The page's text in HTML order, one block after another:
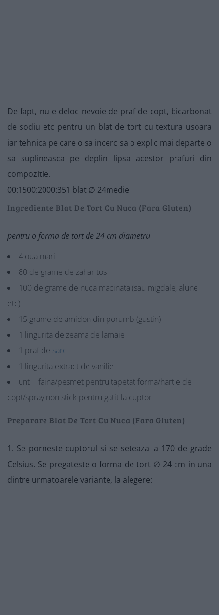
De fapt, nu e deloc nevoie de praf de copt, bicarbonat
de sodiu etc pentru un blat de tort cu textura usoara
iar tehnica pe care o sa incerc sa o explic mai departe o
sa suplineasca pe deplin lipsa acestor prafuri din
compozitie.
00:1500:2000:351 blat ∅ 24medie
Ingrediente Blat De Tort Cu Nuca (Fara Gluten)
pentru o forma de tort de 24 cm diametru
4 oua mari
80 de grame de zahar tos
100 de grame de nuca macinata (sau migdale, alune
etc)
15 grame de amidon din porumb (gustin)
1 lingurita de zeama de lamaie
1 praf de sare
1 lingurita extract de vanilie
unt + faina/pesmet pentru tapetat forma/hartie de
copt/spray non stick pentru gatit la cuptor
Preparare Blat De Tort Cu Nuca (Fara Gluten)
1. Se porneste cuptorul si se seteaza la 170 de grade
Celsius. Se pregateste o forma de tort ∅ 24 cm in una
dintre urmatoarele variante, la alegere: